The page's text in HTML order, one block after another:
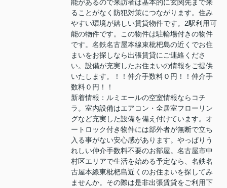
能があるので来訪者は基本的に玄関先まで来
ることがなく防犯対策につながります。住み
やすい環境が嬉しい賃貸物件です。2駅利用可
能の物件です。この物件は駐輪場付きの物件
です。名鉄名古屋本線東枇杷島の近くでお住
まいをお探しなら出張賃貸にご連絡くださ
い。設備が充実したお住まいの情報をご提供
いたします。！！仲介手数料０円！！仲介手
数料０円！！
新着情報：ルミエールの空室情報ならコチ
ラ。室内設備はエアコン・全居室フローリン
グなど充実した設備を備え付けています。オ
ートロック付き物件には部外者が無断で立ち
入る事がない安心感があります。やっぱりう
れしい仲介手数料不要のお部屋。名古屋市中
村区エリアで生活を始める予定なら、名鉄名
古屋本線東枇杷島近くのお住まいを探してみ
ませんか。その際は是非出張賃貸をご利用下